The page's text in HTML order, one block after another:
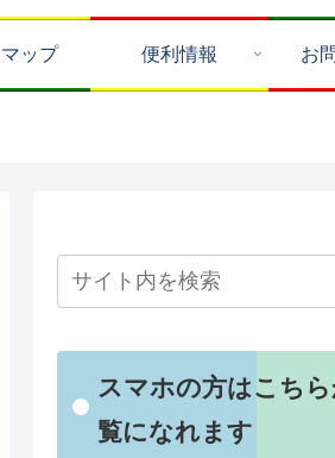
ップ 便利情報 お
スマホの方はこち
覧になれます